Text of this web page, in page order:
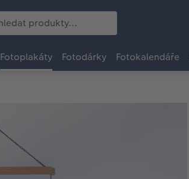
Fotoplakáty Fotodárky Fotokalendáře